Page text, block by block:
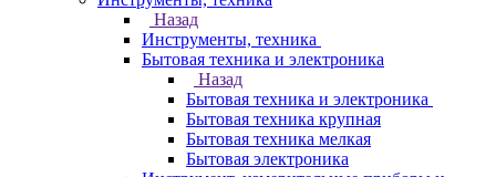
Назад
Инструменты, техника
Бытовая техника и электроника
Назад
Бытовая техника и электроника
Бытовая техника крупная
Бытовая техника мелкая
Бытовая электроника